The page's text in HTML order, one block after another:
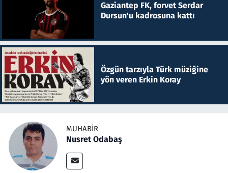
Gaziantep FK, forvet Serdar
Dursun'u kadrosuna kattı
Özgün tarzıyla Türk müziğine
yön veren Erkin Koray
MUHABIR
Nusret Odabaş